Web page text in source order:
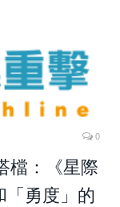
0
檔：《星際
「勇度」的